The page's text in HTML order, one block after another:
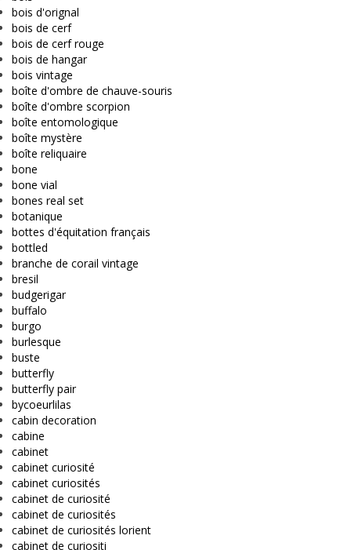
bois d'orignal
bois de cerf
bois de cerf rouge
bois de hangar
bois vintage
boîte d'ombre de chauve-souris
boîte d'ombre scorpion
boîte entomologique
boîte mystère
boîte reliquaire
bone
bone vial
bones real set
botanique
bottes d'équitation français
bottled
branche de corail vintage
bresil
budgerigar
buffalo
burgo
burlesque
buste
butterfly
butterfly pair
bycoeurlilas
cabin decoration
cabine
cabinet
cabinet curiosité
cabinet curiosités
cabinet de curiosité
cabinet de curiosités
cabinet de curiosités lorient
cabinet de curiositi